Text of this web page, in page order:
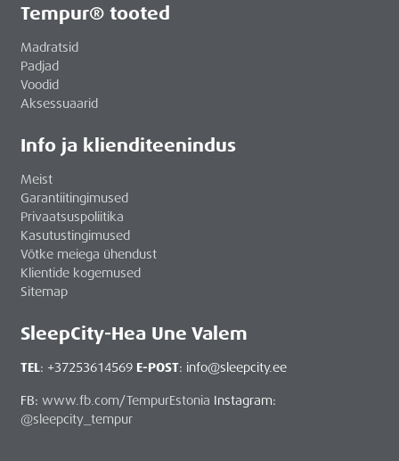
Tempur® tooted
Madratsid
Padjad
Voodid
Aksessuaarid
Info ja klienditeenindus
Meist
Garantiitingimused
Privaatsuspoliitika
Kasutustingimused
Võtke meiega ühendust
Klientide kogemused
Sitemap
SleepCity-Hea Une Valem
TEL: +37253614569 E-POST: info@sleepcity.ee
FB: www.fb.com/TempurEstonia Instagram:
@sleepcity_tempur